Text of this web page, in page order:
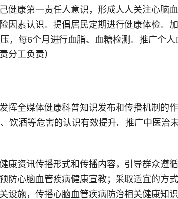
健康第一责任人意识，形成人人关注心脑
素认识。提倡居民定期进行健康体检。
每6个月进行血脂、血糖检测。推广个
分工负责）
挥全媒体健康科普知识发布和传播机制的
酒等危害的认识有效提升。推广中医治
康资讯传播形式和传播内容，引导群众遵
心脑血管疾病健康宣教；采取适宜的方
施，传播心脑血管疾病防治相关健康知